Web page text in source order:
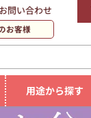
お問い合わせ
お客様
用途から探す